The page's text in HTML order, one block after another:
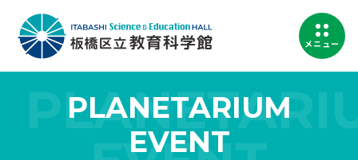
メニュー
PLANETARIUM
EVENT